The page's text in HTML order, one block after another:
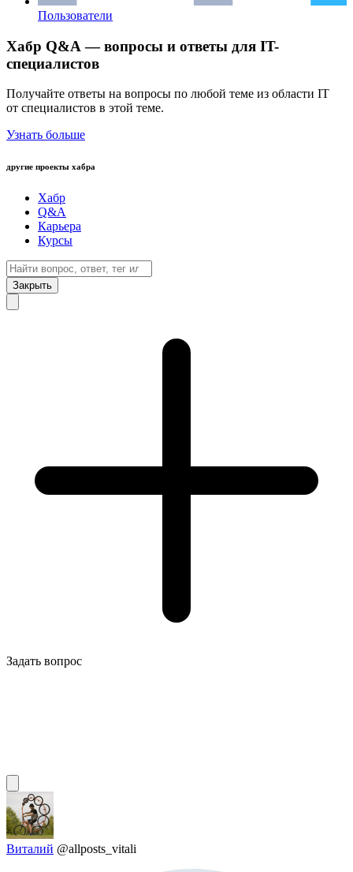
Пользователи
Хабр Q&A — вопросы и ответы для IT-
специалистов
Получайте ответы на вопросы по любой теме из области IT
от специалистов в этой теме.
Узнать больше
другие проекты хабра
Хабр
Q&A
Карьера
Курсы
Закрыть
Задать вопрос
Виталий @allposts_vitali